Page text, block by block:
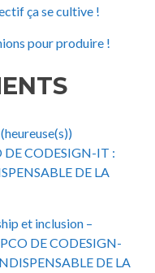
ça se cultive !
pour produire !
DE CODESIGN-IT :
DE LA
et inclusion –
DE CODESIGN-
DE LA